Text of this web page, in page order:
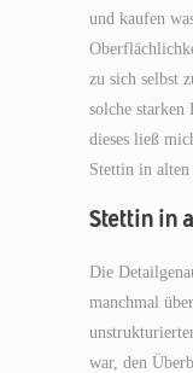
und kaufen
zu sich selbst
solche
dieses ließ
Stettin in alten
Stettin in
Die
manchmal
war, den